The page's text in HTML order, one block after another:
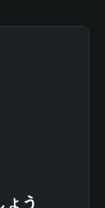
う